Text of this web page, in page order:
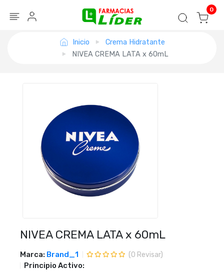
Seguir mi pedido 0
Inicio
Crema Hidratante
NIVEA CREMA LATA x 60mL
NIVEA CREMA LATA x 60mL
Marca: Brand_1 (0 Revisar)
Principio Activo: